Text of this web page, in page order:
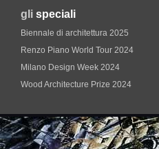
gli speciali
Biennale di architettura 2025
Renzo Piano World Tour 2024
Milano Design Week 2024
Wood Architecture Prize 2024